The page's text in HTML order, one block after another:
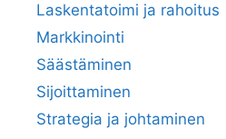
Laskentatoimi ja rahoitus
Markkinointi
Säästäminen
Sijoittaminen
Strategia ja johtaminen